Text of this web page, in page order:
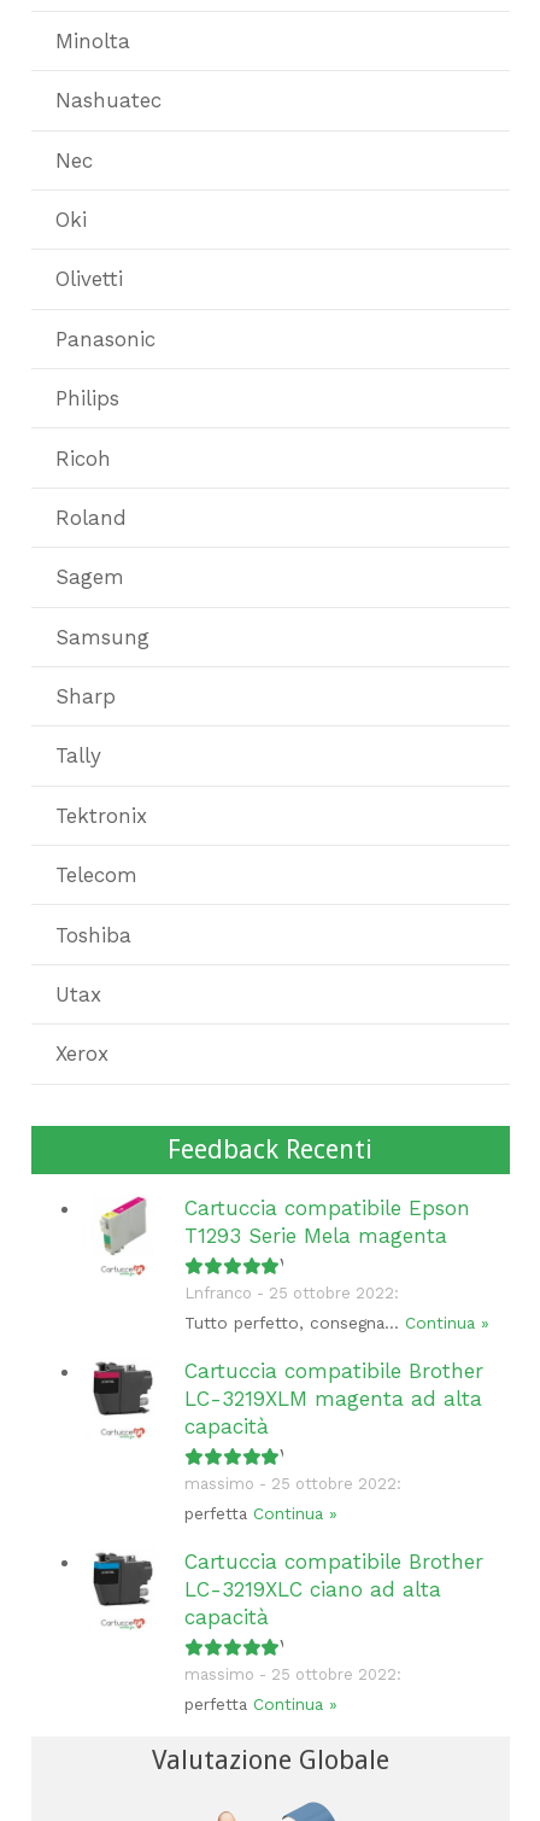
Minolta
Nashuatec
Nec
Oki
Olivetti
Panasonic
Philips
Ricoh
Roland
Sagem
Samsung
Sharp
Tally
Tektronix
Telecom
Toshiba
Utax
Xerox
Feedback Recenti
Cartuccia compatibile Epson
T1293 Serie Mela magenta
Valutato
Lnfranco - 25 ottobre 2022:
Tutto perfetto, consegna... Continua »
Cartuccia compatibile Brother
LC-3219XLM magenta ad alta
capacità
Valutato
massimo - 25 ottobre 2022:
perfetta Continua »
Cartuccia compatibile Brother
LC-3219XLC ciano ad alta
capacità
Valutato
massimo - 25 ottobre 2022:
perfetta Continua »
Valutazione Globale